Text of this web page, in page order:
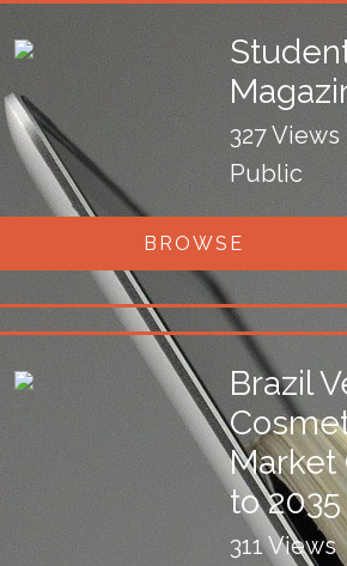
327 Views
Public
BROWSE
Brazil
Market
to 2035
311 Views